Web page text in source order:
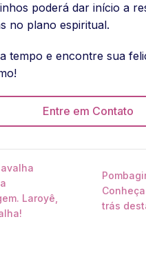
poderá dar início a
no plano espiritual.
tempo e encontre sua
Entre em Contato
Laroyê,
trás